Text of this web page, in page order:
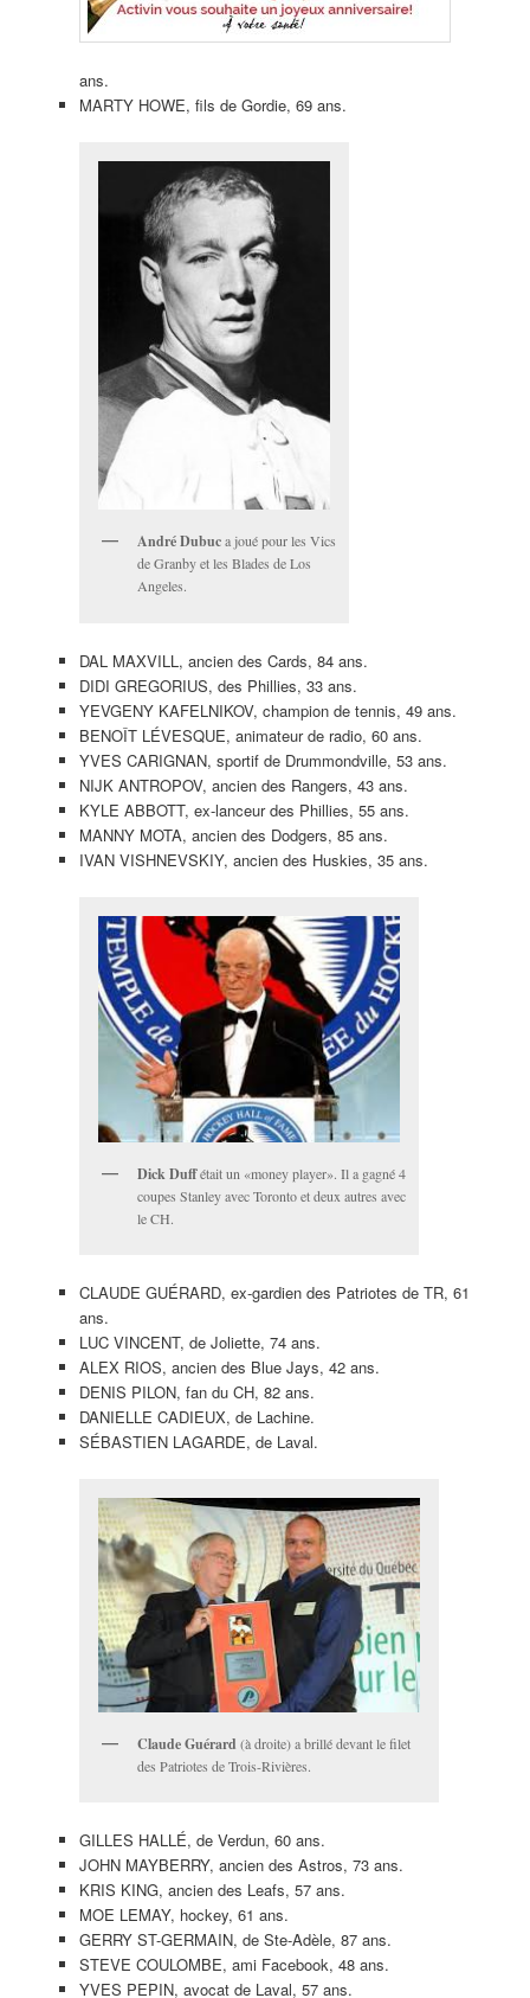
ans.
MARTY HOWE, fils de Gordie, 69 ans.
André Dubuca joué pour les Vics
de Granby et les Blades de Los
Angeles.
DAL MAXVILL, ancien des Cards, 84 ans.
DIDI GREGORIUS, des Phillies, 33 ans.
YEVGENY KAFELNIKOV, champion de tennis, 49 ans.
BENOÎT LÉVESQUE, animateur de radio, 60 ans.
YVES CARIGNAN, sportif de Drummondville, 53 ans.
NIJK ANTROPOV, ancien des Rangers, 43 ans.
KYLE ABBOTT, ex-lanceur des Phillies, 55 ans.
MANNY MOTA, ancien des Dodgers, 85 ans.
IVAN VISHNEVSKIY, ancien des Huskies, 35 ans.
Dick Duffétait un «money player». Il a gagné 4
coupes Stanley avec Toronto et deux autres avec
le CH.
CLAUDE GUÉRARD, ex-gardien des Patriotes de TR, 61
ans.
LUC VINCENT, de Joliette, 74 ans.
ALEX RIOS, ancien des Blue Jays, 42 ans.
DENIS PILON, fan du CH, 82 ans.
DANIELLE CADIEUX, de Lachine.
SÉBASTIEN LAGARDE, de Laval.
Claude Guérard (à droite) a brillé devant le filet
des Patriotes de Trois-Rivières.
GILLES HALLÉ, de Verdun, 60 ans.
JOHN MAYBERRY, ancien des Astros, 73 ans.
KRIS KING, ancien des Leafs, 57 ans.
MOE LEMAY, hockey, 61 ans.
GERRY ST-GERMAIN, de Ste-Adèle, 87 ans.
STEVE COULOMBE, ami Facebook, 48 ans.
YVES PEPIN, avocat de Laval, 57 ans.